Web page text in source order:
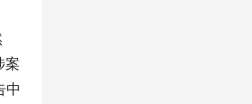
案
中